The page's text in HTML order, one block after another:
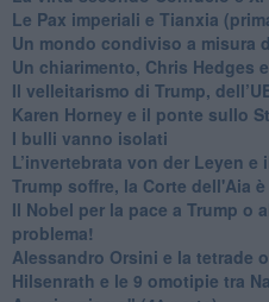
Le Pax imperiali e Tianxia
Un mondo condiviso a misura
​Un chiarimento, Chris Hedges
Il velleitarismo di Trump,
​Karen Horney e il ponte sullo
​I bulli vanno isolati
L’invertebrata von der Leyen e
Trump soffre, la Corte dell'Aia
​Il Nobel per la pace a Trump o
problema!
​Alessandro Orsini e la tetrade
​Hilsenrath e le 9 omotipie tra